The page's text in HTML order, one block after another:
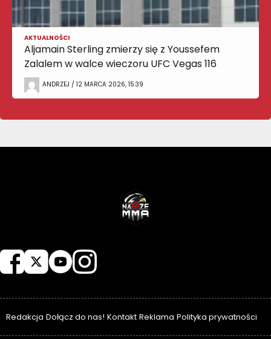
AKTUALNOŚCI
Aljamain Sterling zmierzy się z Youssefem
Zalalem w walce wieczoru UFC Vegas 116
ANDRZEJ / 12 MARCA 2026, 15:39
Redakcja Dołącz do nas! Kontakt Reklama Polityka prywatności